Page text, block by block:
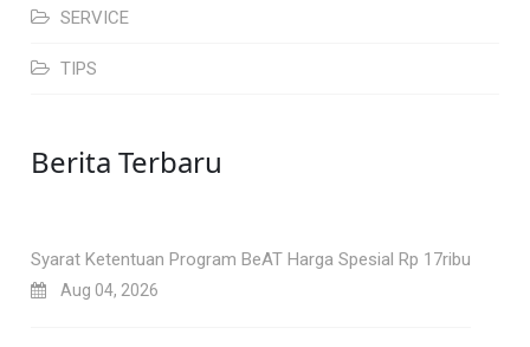
SERVICE
TIPS
Berita Terbaru
Syarat Ketentuan Program BeAT Harga Spesial Rp 17ribu
Aug 04, 2026